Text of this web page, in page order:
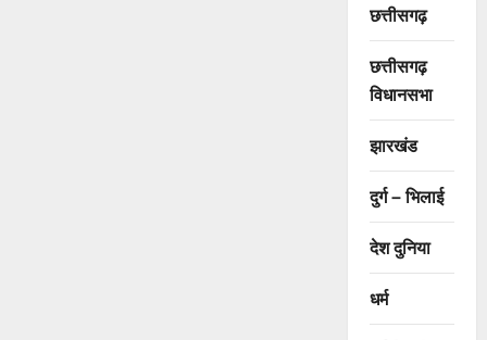
छत्तीसगढ़
छत्तीसगढ़
विधानसभा
झारखंड
दुर्ग – भिलाई
देश दुनिया
धर्म